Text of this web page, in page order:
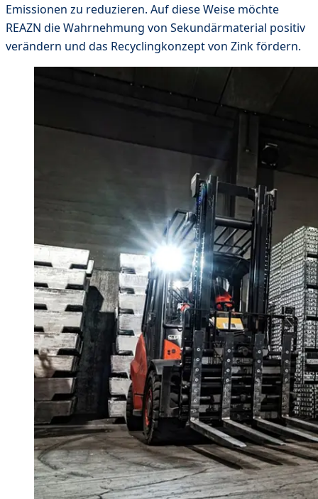
Emissionen zu reduzieren. Auf diese Weise möchte
REAZN die Wahrnehmung von Sekundärmaterial positiv
verändern und das Recyclingkonzept von Zink fördern.